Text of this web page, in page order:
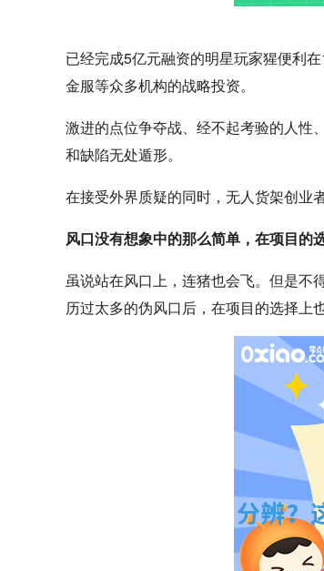
已经完成5亿元融资的明星玩家猩便利
金服等众多机构的战略投资。
激进的点位争夺战、经不起考验的人性
和缺陷无处遁形。
在接受外界质疑的同时，无人货架创业
风口没有想象中的那么简单，在项目的
虽说站在风口上，连猪也会飞。但是不
历过太多的伪风口后，在项目的选择上